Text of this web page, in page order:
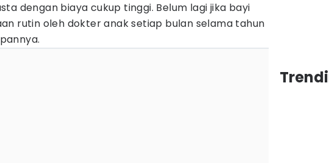
dengan biaya cukup tinggi. Belum lagi jika bayi
rutin oleh dokter anak setiap bulan selama tahun